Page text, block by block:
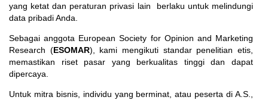
yang ketat dan peraturan privasi lain berlaku untuk melindungi
data pribadi Anda.
Sebagai anggota European Society for Opinion and Marketing
Research (ESOMAR), kami mengikuti standar penelitian etis,
memastikan riset pasar yang berkualitas tinggi dan dapat
dipercaya.
Untuk mitra bisnis, individu yang berminat, atau peserta di A.S.,